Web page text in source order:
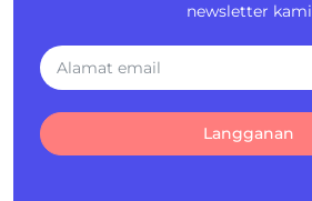
newsletter kami
Langganan